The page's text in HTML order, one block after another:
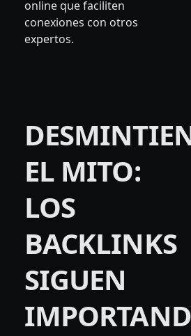
online que faciliten
conexiones con otros
expertos.
EL MITO:
LOS
BACKLINKS
SIGUEN